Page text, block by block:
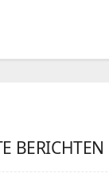
BERICHTEN